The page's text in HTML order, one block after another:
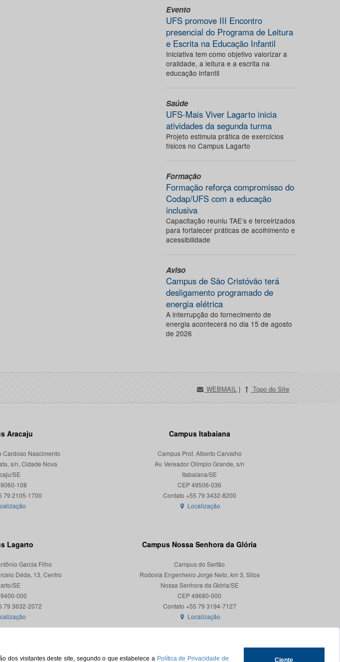
dos visitantes deste site, segundo o que estabelece a Política de Privacidade de Ciente
Evento
UFS promove III Encontro
presencial do Programa de Leitura
e Escrita na Educação Infantil
Iniciativa tem como objetivo valorizar a
oralidade, a leitura e a escrita na
educação infantil
Saúde
UFS-Mais Viver Lagarto inicia
atividades da segunda turma
Projeto estimula prática de exercícios
físicos no Campus Lagarto
Formação
Formação reforça compromisso do
Codap/UFS com a educação
inclusiva
Capacitação reuniu TAE’s e terceirizados
para fortalecer práticas de acolhimento e
acessibilidade
Aviso
Campus de São Cristóvão terá
desligamento programado de
energia elétrica
A interrupção do fornecimento de
energia acontecerá no dia 15 de agosto
de 2026
WEBMAIL | Topo do Site
Aracaju
Cardoso Nascimento
s/n, Cidade Nova
SE
108
Campus Itabaiana
Campus Prof. Alberto Carvalho
Av. Vereador Olímpio Grande, s/n
Itabaiana/SE
CEP 49506-036
Localização
Lagarto
Garcia Filho
Déda, 13, Centro
SE
000
Campus Nossa Senhora da Glória
Campus do Sertão
Rodovia Engenheiro Jorge Neto, km 3, Silos
Nossa Senhora da Glória/SE
CEP 49680-000
Contato +55 79 3194-7127
Localização